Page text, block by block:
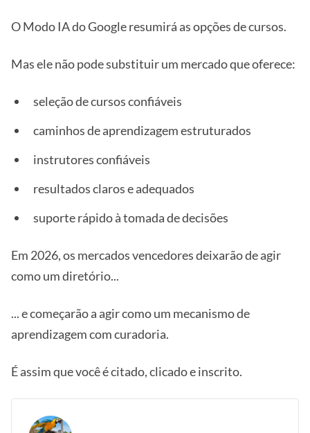
O Modo IA do Google resumirá as opções de cursos.
Mas ele não pode substituir um mercado que oferece:
seleção de cursos confiáveis
caminhos de aprendizagem estruturados
instrutores confiáveis
resultados claros e adequados
suporte rápido à tomada de decisões
Em 2026, os mercados vencedores deixarão de agir
como um diretório...
... e começarão a agir como um mecanismo de
aprendizagem com curadoria.
É assim que você é citado, clicado e inscrito.